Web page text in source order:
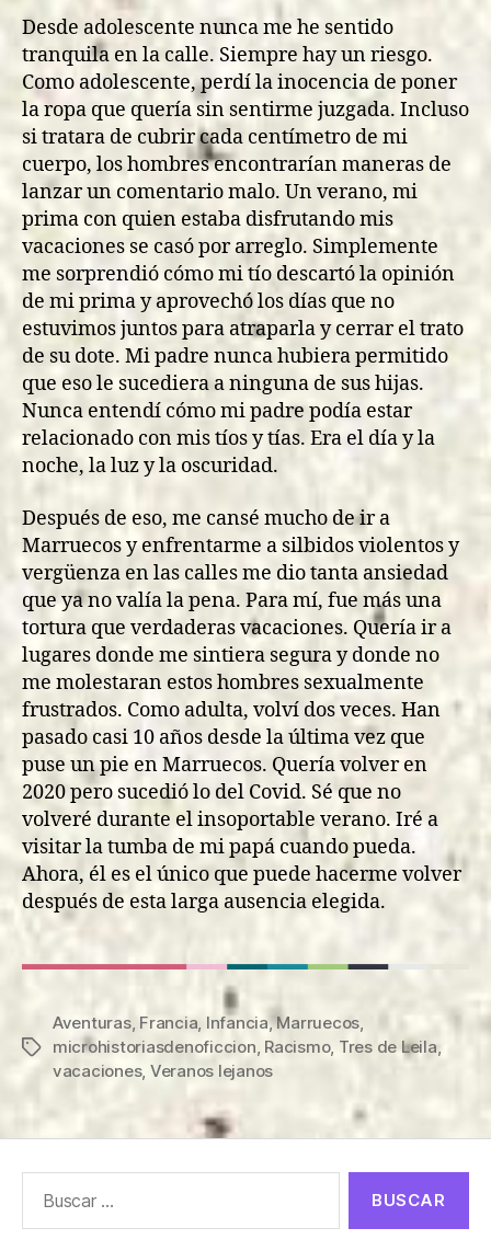
Desde adolescente nunca me he sentido
tranquila en la calle. Siempre hay un riesgo.
Como adolescente, perdí la inocencia de poner
la ropa que quería sin sentirme juzgada. Incluso
si tratara de cubrir cada centímetro de mi
cuerpo, los hombres encontrarían maneras de
lanzar un comentario malo. Un verano, mi
prima con quien estaba disfrutando mis
vacaciones se casó por arreglo. Simplemente
me sorprendió cómo mi tío descartó la opinión
de mi prima y aprovechó los días que no
estuvimos juntos para atraparla y cerrar el trato
de su dote. Mi padre nunca hubiera permitido
que eso le sucediera a ninguna de sus hijas.
Nunca entendí cómo mi padre podía estar
relacionado con mis tíos y tías. Era el día y la
noche, la luz y la oscuridad.
Después de eso, me cansé mucho de ir a
Marruecos y enfrentarme a silbidos violentos y
vergüenza en las calles me dio tanta ansiedad
que ya no valía la pena. Para mí, fue más una
tortura que verdaderas vacaciones. Quería ir a
lugares donde me sintiera segura y donde no
me molestaran estos hombres sexualmente
frustrados. Como adulta, volví dos veces. Han
pasado casi 10 años desde la última vez que
puse un pie en Marruecos. Quería volver en
2020 pero sucedió lo del Covid. Sé que no
volveré durante el insoportable verano. Iré a
visitar la tumba de mi papá cuando pueda.
Ahora, él es el único que puede hacerme volver
después de esta larga ausencia elegida.
Etiquetas
Aventuras, Francia, Infancia,Marruecos,
microhistoriasdenoficcion, Racismo, Tres de Leila,
vacaciones, Veranos lejanos